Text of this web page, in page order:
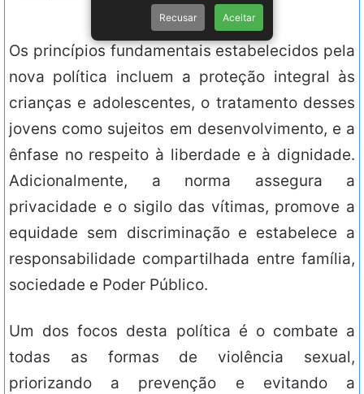
Os princípios fundamentais estabelecidos pela
nova política incluem a proteção integral às
crianças e adolescentes, o tratamento desses
jovens como sujeitos em desenvolvimento, e a
ênfase no respeito à liberdade e à dignidade.
Adicionalmente, a norma assegura a
privacidade e o sigilo das vítimas, promove a
equidade sem discriminação e estabelece a
responsabilidade compartilhada entre família,
sociedade e Poder Público.
Um dos focos desta política é o combate a
todas as formas de violência sexual,
priorizando a prevenção e evitando a
Recusar Aceitar